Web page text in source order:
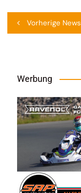
Vorherige News
Werbung